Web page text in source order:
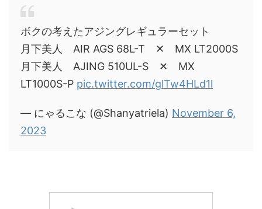
ボクの考えたアジングレギュラーセット
月下美人 AIR AGS 68L-T ✕ MX LT2000S
月下美人 AJING 510UL-S ✕ MX
LT1000S-P pic.twitter.com/glTw4HLd1l
— にゃるこな (@Shanyatriela) November 6,
2023